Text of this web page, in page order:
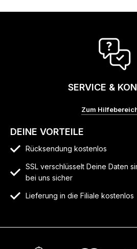
SERVICE &
Zum
DEINE VORTEILE
Rücksendung kostenlos
SSL verschlüsselt Deine Daten
bei uns sicher
Lieferung in die Filiale kostenlos